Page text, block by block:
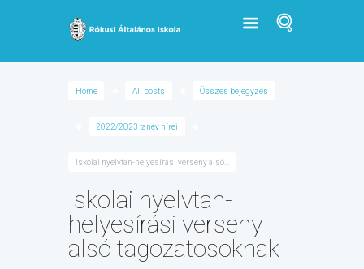
Home All posts Összes bejegyzés
2022/2023 tanév hírei
Iskolai nyelvtan-helyesírási verseny alsó...
Iskolai nyelvtan-
helyesírási verseny
alsó tagozatosoknak